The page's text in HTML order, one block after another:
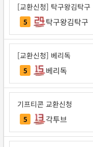
[교환신청] 탁구왕김탁구
5 탁구왕김탁구
[교환신청] 베리독
5 베리독
기프티콘 교환신청
5 각투브